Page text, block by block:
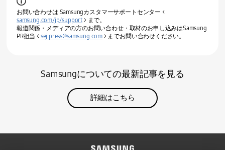
お問い合わせは Samsungカスタマーサポートセンター <
samsung.com/jp/support > まで。
報道関係・メディアの方のお問い合わせ・取材のお申し込みはSamsung
PR担当 < sej.press@samsung.com> までお問い合わせください。
Samsungについての最新記事を見る
詳細はこちら